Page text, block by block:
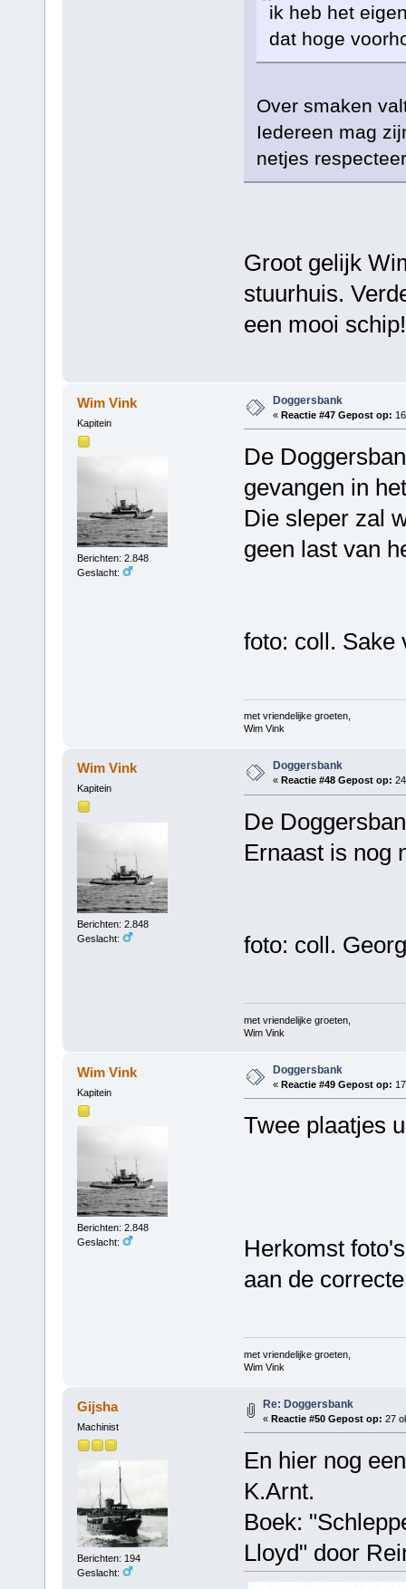
ik heb het
dat hoge
Over smaken
Iedereen mag
netjes
Groot gelijk
stuurhuis.
een mooi schip!
Wim Vink
Kapitein
Berichten: 2.848
Geslacht:
Doggersbank
« Reactie #47 Gepost op:
De
gevangen in
Die sleper zal
geen last van
foto: coll. Sake
met vriendelijke groeten,
Wim Vink
Wim Vink
Kapitein
Berichten: 2.848
Geslacht:
Doggersbank
« Reactie #48 Gepost op:
De
Ernaast is nog
foto: coll.
met vriendelijke groeten,
Wim Vink
Wim Vink
Kapitein
Berichten: 2.848
Geslacht:
Doggersbank
« Reactie #49 Gepost op:
Twee plaatjes
Herkomst
aan de
met vriendelijke groeten,
Wim Vink
Gijsha
Machinist
Berichten: 194
Geslacht:
Re: Doggersbank
« Reactie #50 Gepost op: 27
En hier nog
K.Arnt.
Boek:
Lloyd" door